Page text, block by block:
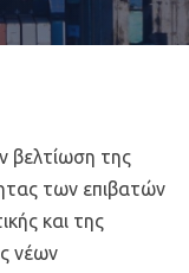
βελτίωση της
των επιβατών
και της
νέων